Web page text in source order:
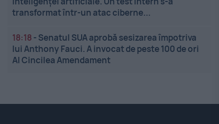
transformat într-un atac ciberne...
18:18 - Senatul SUA aprobă sesizarea împotriva
lui Anthony Fauci. A invocat de peste 100 de ori
Al Cincilea Amendament